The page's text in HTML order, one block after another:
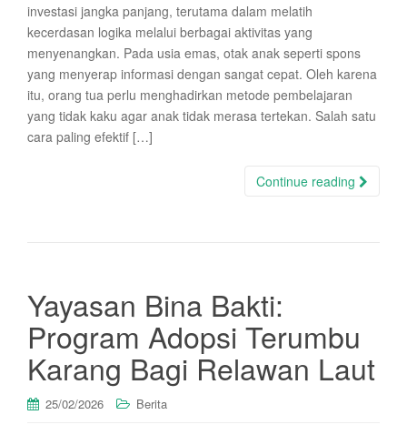
investasi jangka panjang, terutama dalam melatih
kecerdasan logika melalui berbagai aktivitas yang
menyenangkan. Pada usia emas, otak anak seperti spons
yang menyerap informasi dengan sangat cepat. Oleh karena
itu, orang tua perlu menghadirkan metode pembelajaran
yang tidak kaku agar anak tidak merasa tertekan. Salah satu
cara paling efektif […]
Continue reading
Yayasan Bina Bakti:
Program Adopsi Terumbu
Karang Bagi Relawan Laut
25/02/2026 Berita